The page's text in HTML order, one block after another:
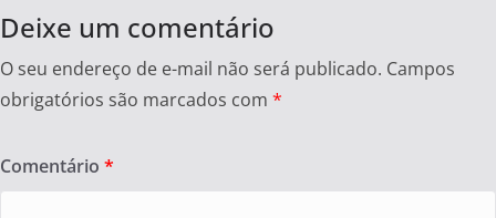
Deixe um comentário
O seu endereço de e-mail não será publicado. Campos
obrigatórios são marcados com *
Comentário *